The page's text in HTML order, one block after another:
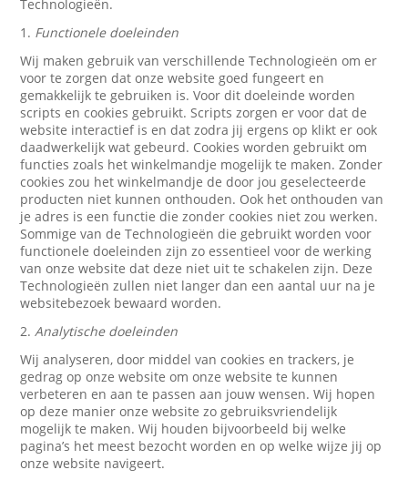
Technologieën.
1. Functionele doeleinden
Wij maken gebruik van verschillende Technologieën om er
voor te zorgen dat onze website goed fungeert en
gemakkelijk te gebruiken is. Voor dit doeleinde worden
scripts en cookies gebruikt. Scripts zorgen er voor dat de
website interactief is en dat zodra jij ergens op klikt er ook
daadwerkelijk wat gebeurd. Cookies worden gebruikt om
functies zoals het winkelmandje mogelijk te maken. Zonder
cookies zou het winkelmandje de door jou geselecteerde
producten niet kunnen onthouden. Ook het onthouden van
je adres is een functie die zonder cookies niet zou werken.
Sommige van de Technologieën die gebruikt worden voor
functionele doeleinden zijn zo essentieel voor de werking
van onze website dat deze niet uit te schakelen zijn. Deze
Technologieën zullen niet langer dan een aantal uur na je
websitebezoek bewaard worden.
2.Analytische doeleinden
Wij analyseren, door middel van cookies en trackers, je
gedrag op onze website om onze website te kunnen
verbeteren en aan te passen aan jouw wensen. Wij hopen
op deze manier onze website zo gebruiksvriendelijk
mogelijk te maken. Wij houden bijvoorbeeld bij welke
pagina’s het meest bezocht worden en op welke wijze jij op
onze website navigeert.